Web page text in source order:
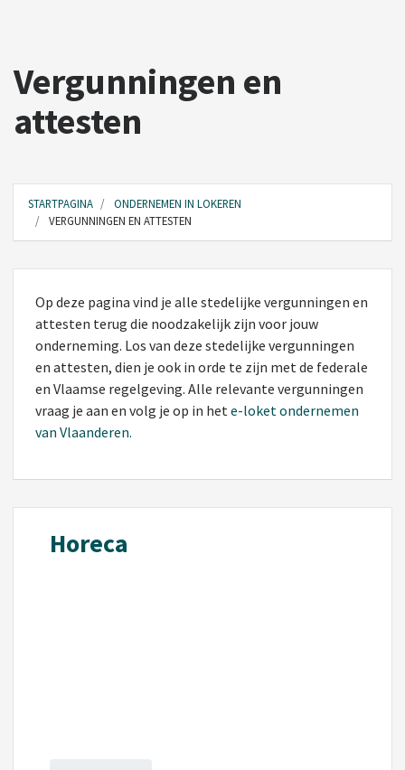
Vergunningen en
attesten
STARTPAGINA
ONDERNEMEN IN LOKEREN
VERGUNNINGEN EN ATTESTEN
Op deze pagina vind je alle stedelijke vergunningen en
attesten terug die noodzakelijk zijn voor jouw
onderneming. Los van deze stedelijke vergunningen
en attesten, dien je ook in orde te zijn met de federale
en Vlaamse regelgeving. Alle relevante vergunningen
vraag je aan en volg je op in hete-loket ondernemen
van Vlaanderen.
Horeca